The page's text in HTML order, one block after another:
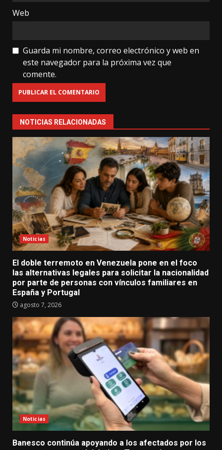
Web
Guarda mi nombre, correo electrónico y web en
este navegador para la próxima vez que
comente.
NOTICIAS RELACIONADAS
Noticias
El doble terremoto en Venezuela pone en el foco
las alternativas legales para solicitar la nacionalidad
por parte de personas con vínculos familiares en
España y Portugal
agosto 7, 2026
Noticias
Banesco continúa apoyando a los afectados por los